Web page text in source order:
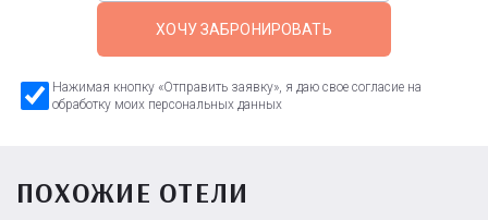
ХОЧУ ЗАБРОНИРОВАТЬ
Нажимая кнопку «Отправить заявку», я даю свое согласие на
обработку моих персональных данных
ПОХОЖИЕ ОТЕЛИ